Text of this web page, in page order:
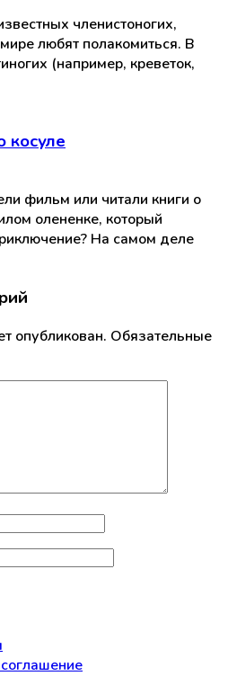
членистоногих,
любят полакомиться. В
(например, креветок,
косуле
фильм или читали книги о
олененке, который
На самом деле
опубликован. Обязательные